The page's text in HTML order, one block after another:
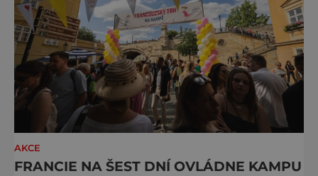
AKCE
FRANCIE NA ŠEST DNÍ OVLÁDNE KAMPU